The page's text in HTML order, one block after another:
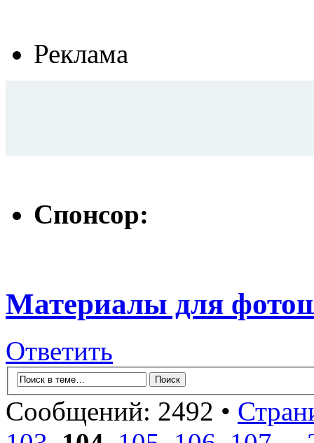
Реклама
Спонсор:
Материалы для
Ответить
Сообщений: 2492 •